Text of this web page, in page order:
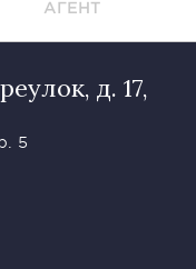
АГЕНТ
д. 17,
5